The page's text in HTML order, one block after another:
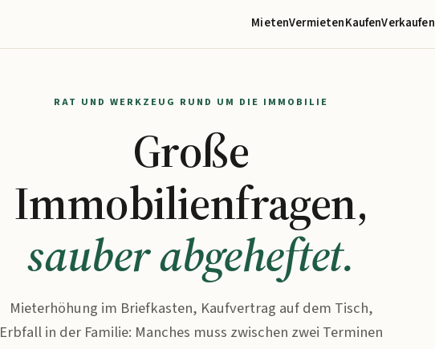
MietenVermietenKaufenVerkaufen
RAT UND WERKZEUG RUND UM DIE IMMOBILIE
Große
Immobilienfragen,
sauber abgeheftet.
Mieterhöhung im Briefkasten, Kaufvertrag auf dem Tisch,
Erbfall in der Familie: Manches muss zwischen zwei Terminen